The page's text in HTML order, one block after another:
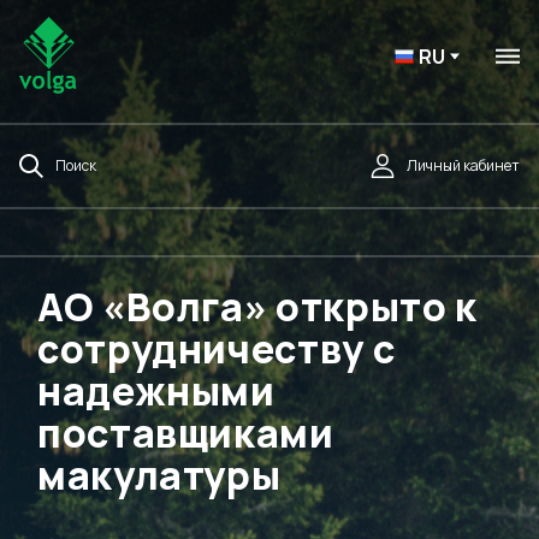
RU
Поиск Личный кабинет
АО «Волга» открыто к
сотрудничеству с
надежными
поставщиками
макулатуры